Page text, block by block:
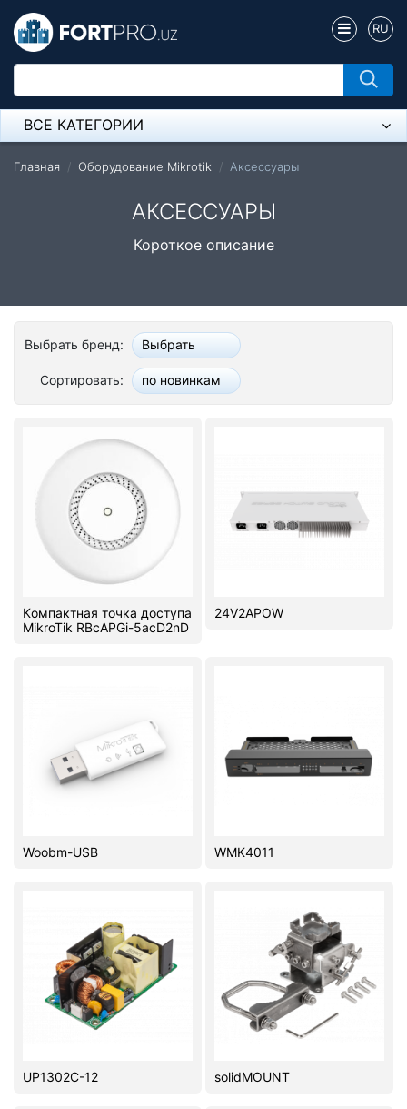
RU
ВСЕ КАТЕГОРИИ
Микрофон
Напольные розетки
Оборудование Mikrotik
Модемы ADSL, Wan/Lan Роутеры, Wi-Fi
IP Телефония
Серверное оборудование
UPS Источники бесперебойного питания
Мышки и Клавиатуры
Наушники
Сетевое оборудование
Видеонаблюдение
Комплектующие ПК
Главная Оборудование Mikrotik Аксессуары
АКСЕССУАРЫ
Короткое описание
Выбрать бренд: Выбрать
Сортировать: по новинкам
Kомпактная точка доступа
MikroTik RBcAPGi-5acD2nD
24V2APOW
Woobm-USB WMK4011
UP1302C-12 solidMOUNT